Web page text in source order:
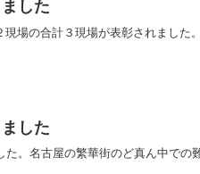
した
場の合計３現場が表彰されました
した
。名古屋の繁華街のど真ん中で